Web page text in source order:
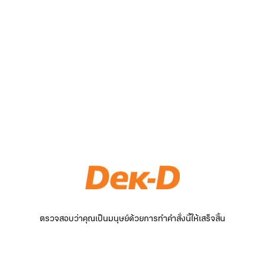
ตรวจสอบว่าคุณเป็นมนุษย์ด้วยการทำคำสั่งนี้ให้เสร็จสิ้น